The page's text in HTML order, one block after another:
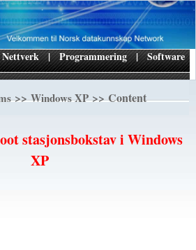
Nettverk | Programmering | Software
>>Windows XP>> Content
stasjonsbokstav i Windows
XP